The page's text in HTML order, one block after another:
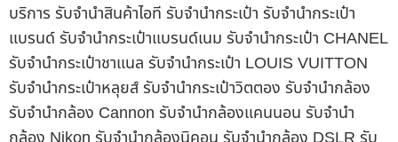
บริการ รับจำนำสินค้าไอที รับจำนำกระเป๋า รับจำนำกระเป๋า
แบรนด์ รับจำนำกระเป๋าแบรนด์เนม รับจำนำกระเป๋า CHANEL
รับจำนำกระเป๋าชาแนล รับจำนำกระเป๋า LOUIS VUITTON
รับจำนำกระเป๋าหลุยส์ รับจำนำกระเป๋าวิตตอง รับจำนำกล้อง
รับจำนำกล้อง Cannon รับจำนำกล้องแคนนอน รับจำนำ